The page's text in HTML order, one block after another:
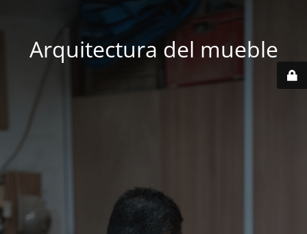
Arquitectura del mueble